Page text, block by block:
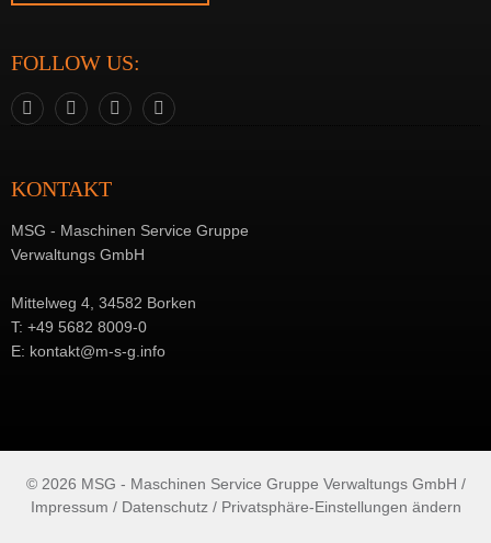
FOLLOW US:
KONTAKT
MSG - Maschinen Service Gruppe
Verwaltungs GmbH
Mittelweg 4, 34582 Borken
T: +49 5682 8009-0
E: kontakt@m-s-g.info
© 2026 MSG - Maschinen Service Gruppe Verwaltungs GmbH /
Impressum / Datenschutz / Privatsphäre-Einstellungen ändern